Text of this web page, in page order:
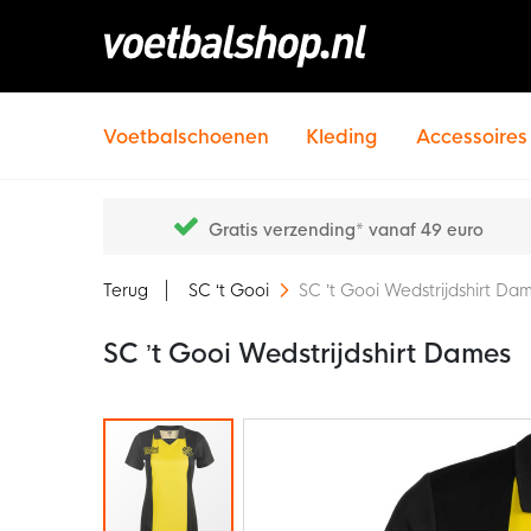
Voetbalschoenen Kleding Accessoires
Gratis verzending* vanaf 49 euro
Terug SC ‘t Gooi SC ’t Gooi Wedstrijdshirt
SC ’t Gooi Wedstrijdshirt Dames
Ga